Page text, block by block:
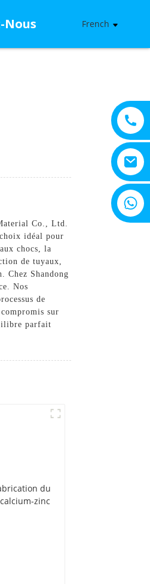
Nous French
Co., Ltd.
idéal pour
chocs, la
de tuyaux,
Chez Shandong
Nos
de
sur
parfait